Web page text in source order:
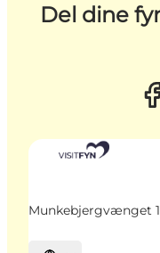
Del dine
Munkebjergvænget